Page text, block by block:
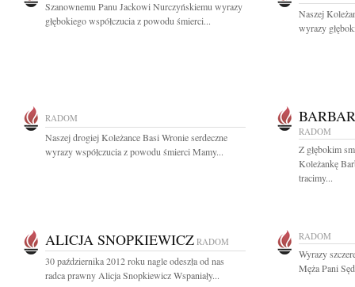
Szanownemu Panu Jackowi Nurczyńskiemu wyrazy
głębokiego współczucia z powodu śmierci...
Naszej
wyrazy
RADOM
Naszej drogiej Koleżance Basi Wronie serdeczne
wyrazy współczucia z powodu śmierci Mamy...
RADOM
Z głębokim
Koleżankę
tracimy...
ALICJA SNOPKIEWICZ RADOM
30 października 2012 roku nagle odeszła od nas
radca prawny Alicja Snopkiewicz Wspaniały...
RADOM
Wyrazy
Męża Pani